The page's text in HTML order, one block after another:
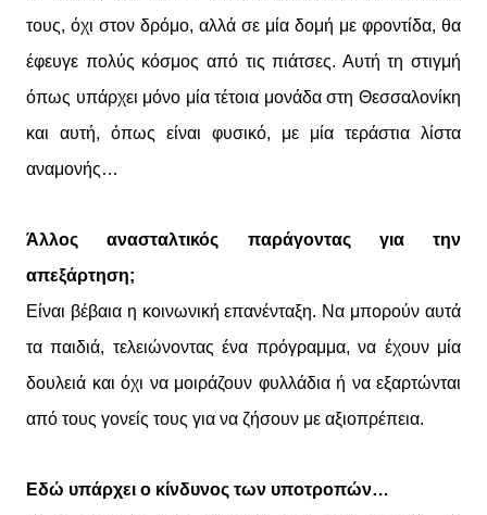
τους, όχι στον δρόμο, αλλά σε μία δομή με φροντίδα, θα
έφευγε πολύς κόσμος από τις πιάτσες. Αυτή τη στιγμή
όπως υπάρχει μόνο μία τέτοια μονάδα στη Θεσσαλονίκη
και αυτή, όπως είναι φυσικό, με μία τεράστια λίστα
αναμονής…
Άλλος ανασταλτικός παράγοντας για την
απεξάρτηση;
Είναι βέβαια η κοινωνική επανένταξη. Να μπορούν αυτά
τα παιδιά, τελειώνοντας ένα πρόγραμμα, να έχουν μία
δουλειά και όχι να μοιράζουν φυλλάδια ή να εξαρτώνται
από τους γονείς τους για να ζήσουν με αξιοπρέπεια.
Εδώ υπάρχει ο κίνδυνος των υποτροπών…